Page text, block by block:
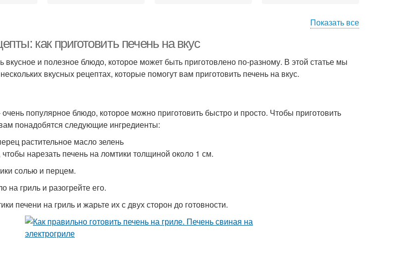
Ингредиенты для
Показать все
как приготовить печень на вкус
вкусное и полезное блюдо, которое может быть приготовлено по-разному. В этой статье мы
вкусных рецептах, которые помогут вам приготовить печень на вкус.
популярное блюдо, которое можно приготовить быстро и просто. Чтобы приготовить
понадобятся следующие ингредиенты:
растительное масло зелень
чтобы нарезать печень на ломтики толщиной около 1 см.
солью и перцем.
на гриль и разогрейте его.
печени на гриль и жарьте их с двух сторон до готовности.